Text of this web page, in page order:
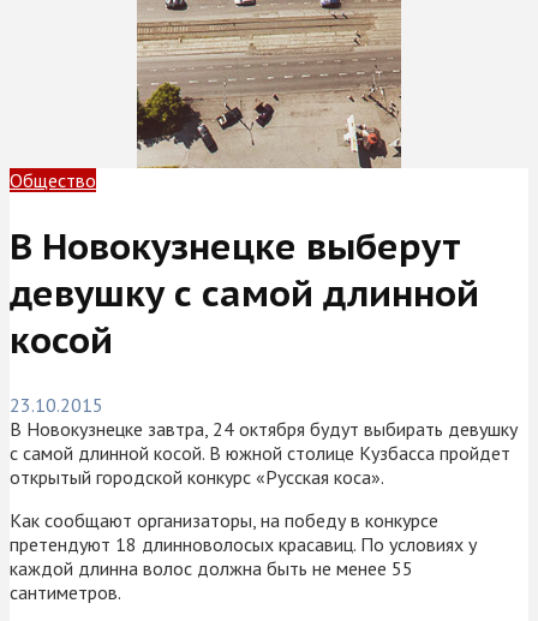
Общество
В Новокузнецке выберут
девушку с самой длинной
косой
23.10.2015
В Новокузнецке завтра, 24 октября будут выбирать девушку
с самой длинной косой. В южной столице Кузбасса пройдет
открытый городской конкурс «Русская коса».
Как сообщают организаторы, на победу в конкурсе
претендуют 18 длинноволосых красавиц. По условиях у
каждой длинна волос должна быть не менее 55
сантиметров.